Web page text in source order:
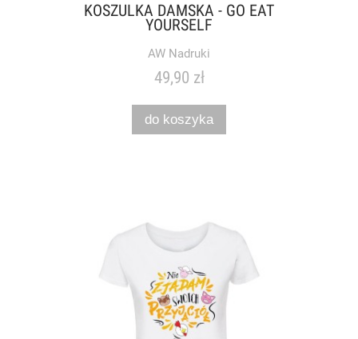
KOSZULKA DAMSKA - GO EAT
YOURSELF
AW Nadruki
49,90 zł
do koszyka